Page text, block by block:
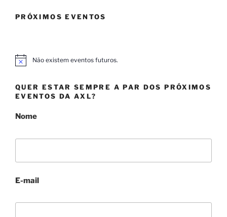
PRÓXIMOS EVENTOS
A
s
o
Não existem eventos futuros.
QUER ESTAR SEMPRE A PAR DOS PRÓXIMOS
EVENTOS DA AXL?
Nome
E-mail